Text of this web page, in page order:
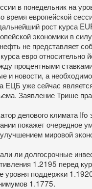
в понедельник на
европейской
рост курса
экономики в
не представляет
евро
процентными
и новости, а
ЕЦБ уже сейчас
Заявление Трише
делового климата
покажет очередное
мировой
ли долгосрочные
1.2195 перед
поддержки
1.1775.